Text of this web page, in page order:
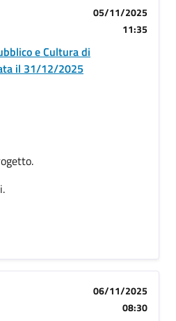
05/11/2025
11:35
e Cultura di
il 31/12/2025
06/11/2025
08:30